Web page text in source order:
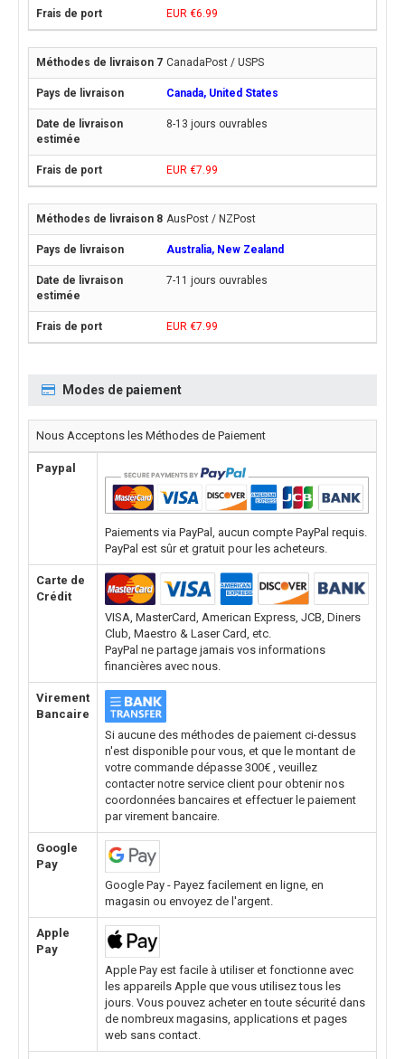
EUR €6.99
CanadaPost / USPS
Canada, United States
8-13 jours ouvrables
EUR €7.99
AusPost / NZPost
Australia, New Zealand
7-11 jours ouvrables
EUR €7.99
Modes de paiement
Nous Acceptons les Méthodes de Paiement
Paypal
Paiements via PayPal, aucun compte PayPal requis.
PayPal est sûr et gratuit pour les acheteurs.
Carte de
Crédit
VISA, MasterCard, American Express, JCB, Diners
Club, Maestro & Laser Card, etc.
PayPal ne partage jamais vos informations
financières avec nous.
Virement
Bancaire
Si aucune des méthodes de paiement ci-dessus
n'est disponible pour vous, et que le montant de
votre commande dépasse 300€ , veuillez
contacter notre service client pour obtenir nos
coordonnées bancaires et effectuer le paiement
par virement bancaire.
Google
Pay
Google Pay - Payez facilement en ligne, en
magasin ou envoyez de l'argent.
Apple
Pay
Apple Pay est facile à utiliser et fonctionne avec
les appareils Apple que vous utilisez tous les
jours. Vous pouvez acheter en toute sécurité dans
de nombreux magasins, applications et pages
web sans contact.